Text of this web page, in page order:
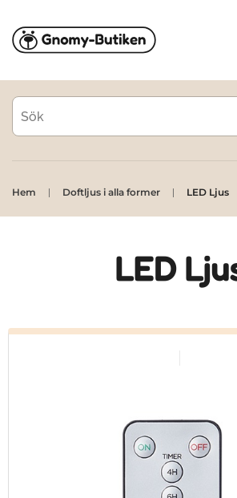
Skip to main content
Hem Doftljus i alla former LED Ljus
LED